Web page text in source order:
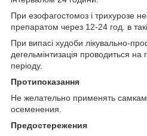
При езофагостомоз і трихурозе
препаратом через 12-24 год. в
При випасі худоби лікувально-
дегельмінтизація проводиться на
періоду.
Протипоказання
Не желательно применять
осеменения.
Предостережения